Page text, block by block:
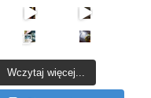
Wczytaj więcej...